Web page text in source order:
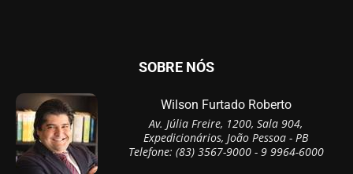
SOBRE NÓS
Wilson Furtado Roberto
Av. Júlia Freire, 1200, Sala 904,
Expedicionários, João Pessoa - PB
Telefone: (83) 3567-9000 - 9 9964-6000